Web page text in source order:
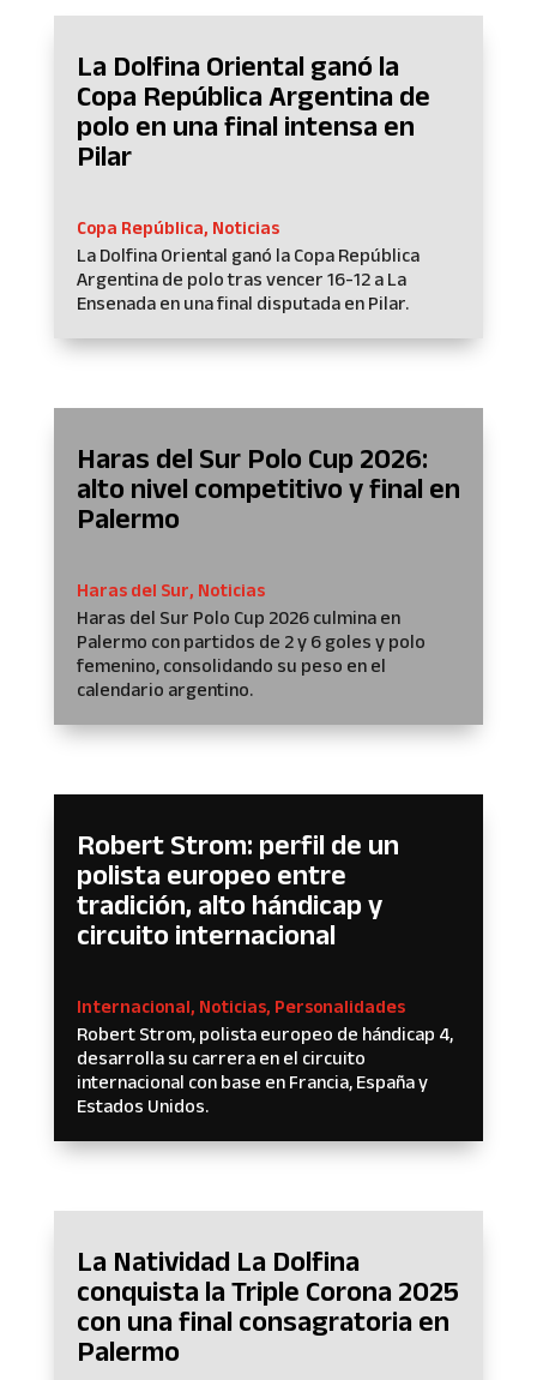
La Dolfina Oriental ganó la
Copa República Argentina de
polo en una final intensa en
Pilar
Copa República, Noticias
La Dolfina Oriental ganó la Copa República
Argentina de polo tras vencer 16-12 a La
Ensenada en una final disputada en Pilar.
Haras del Sur Polo Cup 2026:
alto nivel competitivo y final en
Palermo
Haras del Sur, Noticias
Haras del Sur Polo Cup 2026 culmina en
Palermo con partidos de 2 y 6 goles y polo
femenino, consolidando su peso en el
calendario argentino.
Robert Strom: perfil de un
polista europeo entre
tradición, alto hándicap y
circuito internacional
Internacional, Noticias, Personalidades
Robert Strom, polista europeo de hándicap 4,
desarrolla su carrera en el circuito
internacional con base en Francia, España y
Estados Unidos.
La Natividad La Dolfina
conquista la Triple Corona 2025
con una final consagratoria en
Palermo